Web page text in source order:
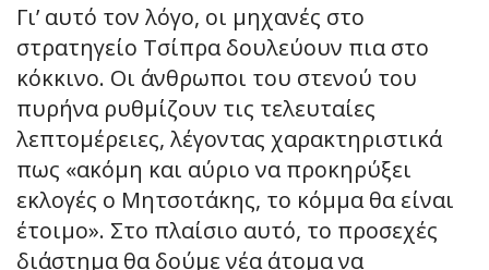
Γι’ αυτό τον λόγο, οι μηχανές στο
στρατηγείο Τσίπρα δουλεύουν πια στο
κόκκινο. Οι άνθρωποι του στενού του
πυρήνα ρυθμίζουν τις τελευταίες
λεπτομέρειες, λέγοντας χαρακτηριστικά
πως «ακόμη και αύριο να προκηρύξει
εκλογές ο Μητσοτάκης, το κόμμα θα είναι
έτοιμο». Στο πλαίσιο αυτό, το προσεχές
διάστημα θα δούμε νέα άτομα να